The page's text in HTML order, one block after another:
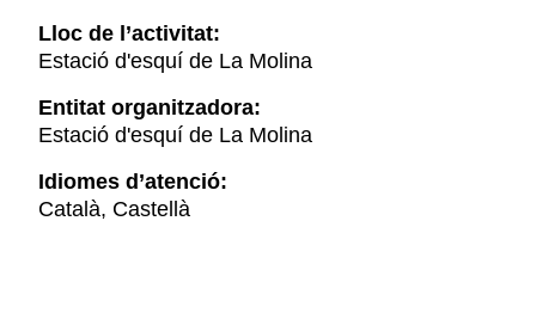
Lloc de l’activitat:
Estació d'esquí de La Molina
Entitat organitzadora:
Estació d'esquí de La Molina
Idiomes d’atenció:
Català, Castellà